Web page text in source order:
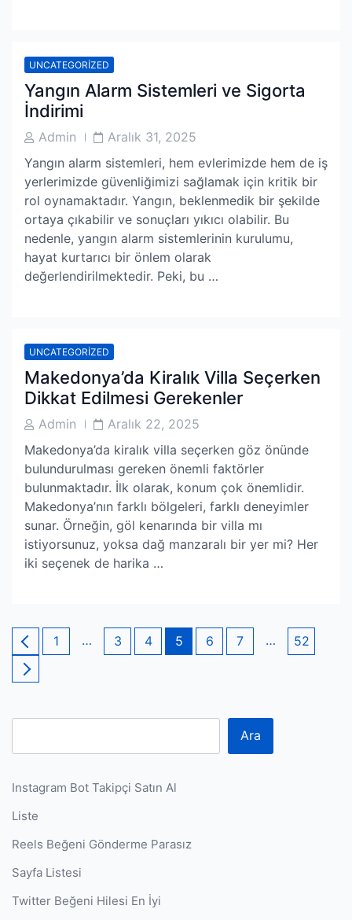
UNCATEGORIZED
Yangın Alarm Sistemleri ve Sigorta
İndirimi
PostAdmin
PostAralık 31, 2025
Yangın alarm sistemleri, hem evlerimizde hem de iş
yerlerimizde güvenliğimizi sağlamak için kritik bir
rol oynamaktadır. Yangın, beklenmedik bir şekilde
ortaya çıkabilir ve sonuçları yıkıcı olabilir. Bu
nedenle, yangın alarm sistemlerinin kurulumu,
hayat kurtarıcı bir önlem olarak
değerlendirilmektedir. Peki, bu …
UNCATEGORIZED
Makedonya’da Kiralık Villa Seçerken
Dikkat Edilmesi Gerekenler
PostAdmin
PostAralık 22, 2025
Makedonya’da kiralık villa seçerken göz önünde
bulundurulması gereken önemli faktörler
bulunmaktadır. İlk olarak, konum çok önemlidir.
Makedonya’nın farklı bölgeleri, farklı deneyimler
sunar. Örneğin, göl kenarında bir villa mı
istiyorsunuz, yoksa dağ manzaralı bir yer mi? Her
iki seçenek de harika …
Yazı
sayfalaması
Page
1 … Page
3 Page
4 Page
5 Page
6 Page
7 … Page
52
Ara
Instagram Bot Takipçi Satın Al
Liste
Reels Beğeni Gönderme Parasız
Sayfa Listesi
Twitter Beğeni Hilesi En İyi